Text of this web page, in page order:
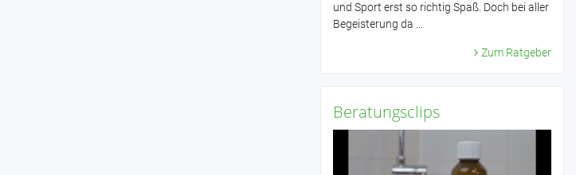
und Sport erst so richtig Spaß. Doch bei aller
Begeisterung da ...
Zum Ratgeber
Beratungsclips